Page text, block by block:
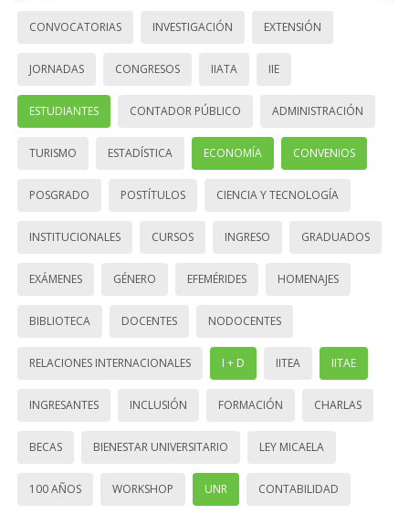
CONVOCATORIAS INVESTIGACIÓN EXTENSIÓN
JORNADAS CONGRESOS IIATA IIE
ESTUDIANTES CONTADOR PÚBLICO ADMINISTRACIÓN
TURISMO ESTADÍSTICA ECONOMÍA CONVENIOS
POSGRADO POSTÍTULOS CIENCIA Y TECNOLOGÍA
INSTITUCIONALES CURSOS INGRESO GRADUADOS
EXÁMENES GÉNERO EFEMÉRIDES HOMENAJES
BIBLIOTECA DOCENTES NODOCENTES
RELACIONES INTERNACIONALES I + D IITEA IITAE
INGRESANTES INCLUSIÓN FORMACIÓN CHARLAS
BECAS BIENESTAR UNIVERSITARIO LEY MICAELA
100 AÑOS WORKSHOP UNR CONTABILIDAD